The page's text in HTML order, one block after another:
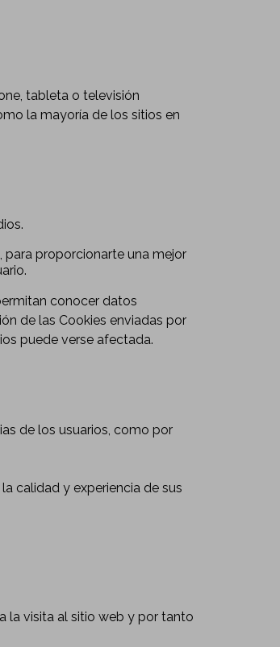
tableta o televisión
la mayoría de los sitios en
proporcionarte una mejor
conocer datos
de las Cookies enviadas por
puede verse afectada.
de los usuarios, como por
calidad y experiencia de sus
la visita al sitio web y por tanto